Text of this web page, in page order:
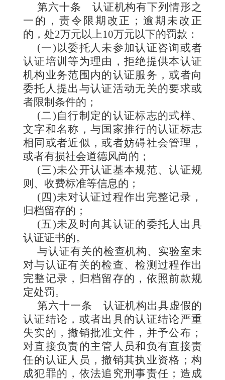
第六十条 认证机构有下列情形之
一的，责令限期改正；逾期未改正
的，处2万元以上10万元以下的罚款：
(一)以委托人未参加认证咨询或者
认证培训等为理由，拒绝提供本认证
机构业务范围内的认证服务，或者向
委托人提出与认证活动无关的要求或
者限制条件的；
(二)自行制定的认证标志的式样、
文字和名称，与国家推行的认证标志
相同或者近似，或者妨碍社会管理，
或者有损社会道德风尚的；
(三)未公开认证基本规范、认证规
则、收费标准等信息的；
(四)未对认证过程作出完整记录，
归档留存的；
(五)未及时向其认证的委托人出具
认证证书的。
与认证有关的检查机构、实验室未
对与认证有关的检查、检测过程作出
完整记录，归档留存的，依照前款规
定处罚。
第六十一条 认证机构出具虚假的
认证结论，或者出具的认证结论严重
失实的，撤销批准文件，并予公布；
对直接负责的主管人员和负有直接责
任的认证人员，撤销其执业资格；构
成犯罪的，依法追究刑事责任；造成